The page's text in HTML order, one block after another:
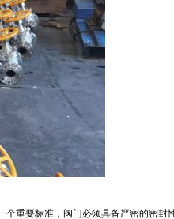
重要标准，阀门必须具备严密的密